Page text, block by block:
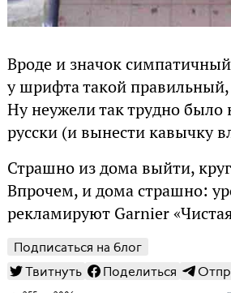
Вроде и значок
у шрифта такой
Ну неужели так трудно было
русски (и вынести кавычку
Страшно из дома выйти,
Впрочем, и дома страшно:
рекламируют Garnier
Подписаться на блог
Твитнуть
Поделиться